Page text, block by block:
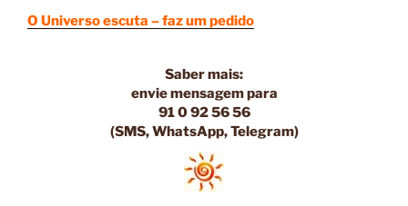
O Universo escuta – faz um pedido
Saber mais:
enviemensagempara
91 0 92 56 56
(SMS, WhatsApp, Telegram)